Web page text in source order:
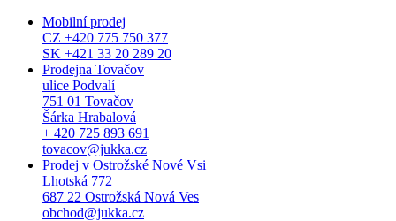
Mobilní prodej
CZ +420 775 750 377
SK +421 33 20 289 20
Prodejna Tovačov
ulice Podvalí
751 01 Tovačov
Šárka Hrabalová
+ 420 725 893 691
tovacov@jukka.cz
Prodej v Ostrožské Nové Vsi
Lhotská 772
687 22 Ostrožská Nová Ves
obchod@jukka.cz